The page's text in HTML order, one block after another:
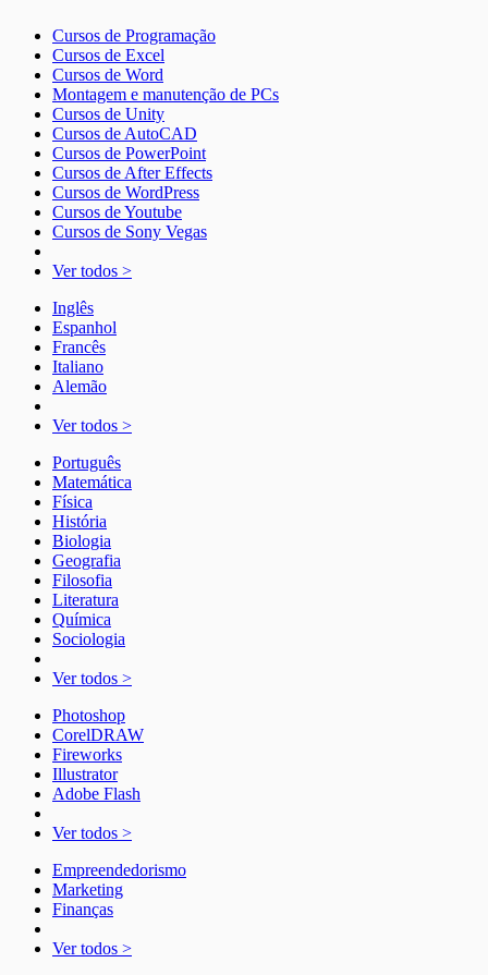
Cursos de Programação
Cursos de Excel
Cursos de Word
Montagem e manutenção de PCs
Cursos de Unity
Cursos de AutoCAD
Cursos de PowerPoint
Cursos de After Effects
Cursos de WordPress
Cursos de Youtube
Cursos de Sony Vegas
Ver todos >
Inglês
Espanhol
Francês
Italiano
Alemão
Ver todos >
Português
Matemática
Física
História
Biologia
Geografia
Filosofia
Literatura
Química
Sociologia
Ver todos >
Photoshop
CorelDRAW
Fireworks
Illustrator
Adobe Flash
Ver todos >
Empreendedorismo
Marketing
Finanças
Ver todos >